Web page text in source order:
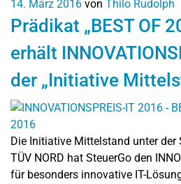
14. März 2016 von Thilo Rudolph
Prädikat „BEST OF
erhält
der „Initiative
Die Initiative Mittelstand unter
TÜV NORD hat SteuerGo den
für besonders innovative IT-